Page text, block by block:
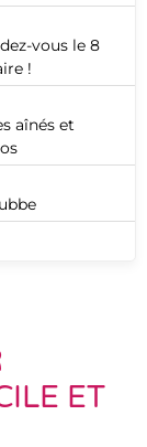
vous le 8
!
aînés et
ET